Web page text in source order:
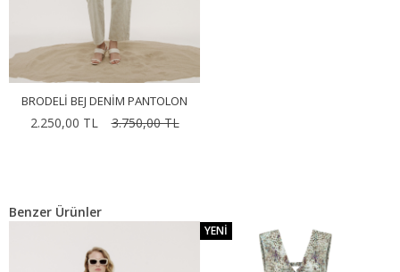
BRODELI BEJ DENIM PANTOLON
2.250,00 TL 3.750,00 TL
Benzer Ürünler
YENI